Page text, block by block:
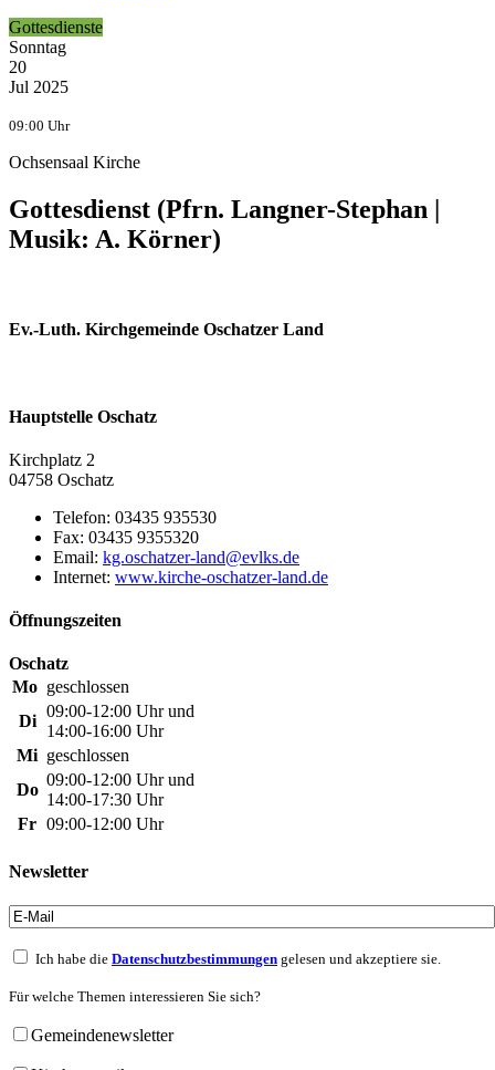
Gottesdienste
Sonntag
20
Jul 2025
09:00 Uhr
Ochsensaal Kirche
Gottesdienst (Pfrn. Langner-Stephan |
Musik: A. Körner)
Ev.-Luth. Kirchgemeinde Oschatzer Land
Hauptstelle Oschatz
Kirchplatz 2
04758 Oschatz
Telefon: 03435 935530
Fax: 03435 9355320
Email:
Internet: www.kirche-oschatzer-land.de
Öffnungszeiten
Oschatz
Mo geschlossen
Di
09:00-12:00 Uhr und
14:00-16:00 Uhr
Mi geschlossen
Do
09:00-12:00 Uhr und
14:00-17:30 Uhr
Fr 09:00-12:00 Uhr
Newsletter
Ich habe die Datenschutzbestimmungen gelesen und akzeptiere sie.
Für welche Themen interessieren Sie sich?
Gemeindenewsletter